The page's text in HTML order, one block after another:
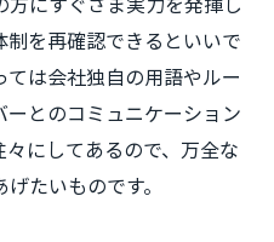
を再確認できるといいで
は会社独自の用語やルー
とのコミュニケーション
にしてあるので、万全な
たいものです。